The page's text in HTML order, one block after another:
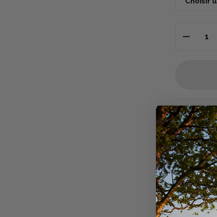
Letee-
lors des
Légeret
qui assure
rester au
Soncoloris